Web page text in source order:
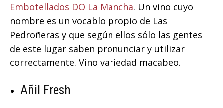
Embotellados DO La Mancha. Un vino cuyo
nombre es un vocablo propio de Las
Pedroñeras y que según ellos sólo las gentes
de este lugar saben pronunciar y utilizar
correctamente. Vino variedad macabeo.
Añil Fresh